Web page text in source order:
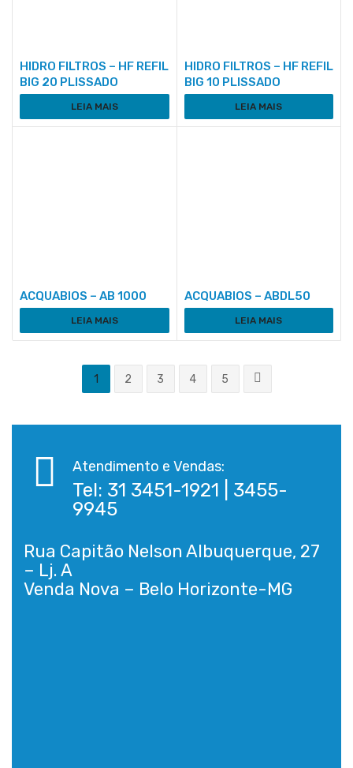
HIDRO FILTROS – HF REFIL
BIG 20 PLISSADO
LEIA MAIS
HIDRO FILTROS – HF REFIL
BIG 10 PLISSADO
LEIA MAIS
ACQUABIOS – AB 1000
LEIA MAIS
ACQUABIOS – ABDL50
LEIA MAIS
1 2 3 4 5
Atendimento e Vendas:
Tel: 31 3451-1921 | 3455-
9945
Rua Capitão Nelson Albuquerque, 27
– Lj. A